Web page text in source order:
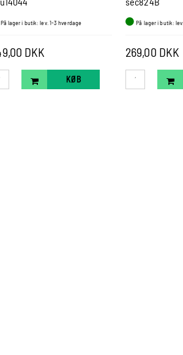
På lager i butik: lev. 1-3 hverdage
DKK
KØB
På lager i butik:
269,00 DKK